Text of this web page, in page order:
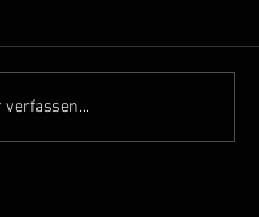
verfassen...